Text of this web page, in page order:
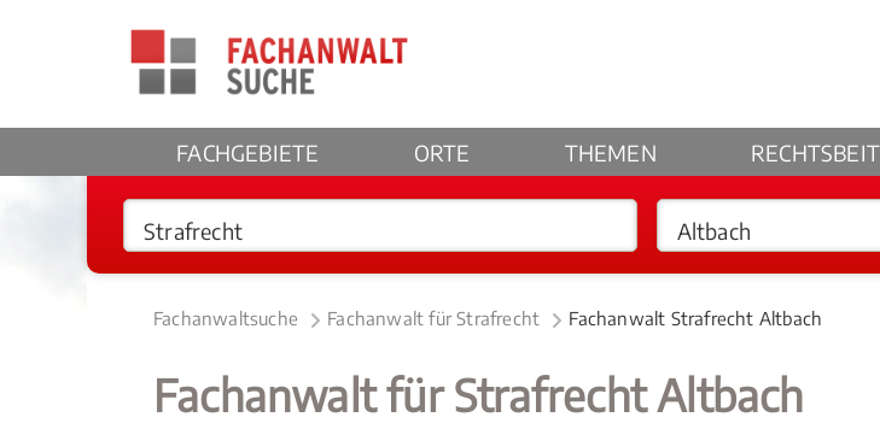
FACHGEBIETE ORTE THEMEN
Fachanwaltsuche Fachanwalt für Strafrecht Fachanwalt Strafrecht Altbach
Fachanwalt für Strafrecht Altbach